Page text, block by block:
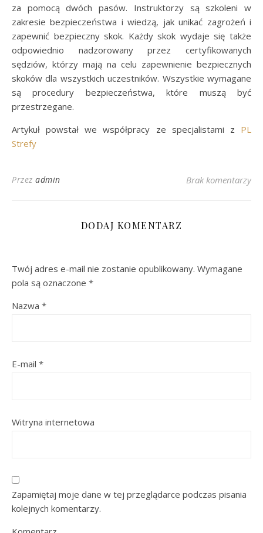
za pomocą dwóch pasów. Instruktorzy są szkoleni w
zakresie bezpieczeństwa i wiedzą, jak unikać zagrożeń i
zapewnić bezpieczny skok. Każdy skok wydaje się także
odpowiednio nadzorowany przez certyfikowanych
sędziów, którzy mają na celu zapewnienie bezpiecznych
skoków dla wszystkich uczestników. Wszystkie wymagane
są procedury bezpieczeństwa, które muszą być
przestrzegane.
Artykuł powstał we współpracy ze specjalistami z PL
Strefy
Przez admin Brak komentarzy
DODAJ KOMENTARZ
Twój adres e-mail nie zostanie opublikowany. Wymagane
pola są oznaczone *
Nazwa *
E-mail *
Witryna internetowa
Zapamiętaj moje dane w tej przeglądarce podczas pisania
kolejnych komentarzy.